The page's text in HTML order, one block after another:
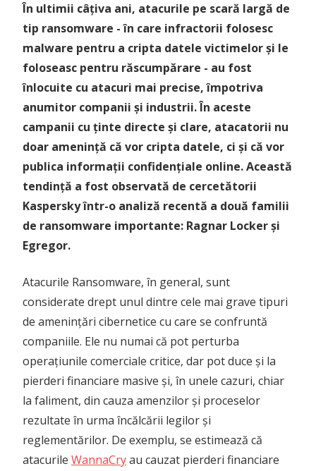
În ultimii câțiva ani, atacurile pe scară largă de
tip ransomware - în care infractorii folosesc
malware pentru a cripta datele victimelor și le
foloseasc pentru răscumpărare - au fost
înlocuite cu atacuri mai precise, împotriva
anumitor companii și industrii. În aceste
campanii cu ținte directe și clare, atacatorii nu
doar amenință că vor cripta datele, ci și că vor
publica informații confidențiale online. Această
tendință a fost observată de cercetătorii
Kaspersky într-o analiză recentă a două familii
de ransomware importante: Ragnar Locker și
Egregor.
Atacurile Ransomware, în general, sunt
considerate drept unul dintre cele mai grave tipuri
de amenințări cibernetice cu care se confruntă
companiile. Ele nu numai că pot perturba
operațiunile comerciale critice, dar pot duce și la
pierderi financiare masive și, în unele cazuri, chiar
la faliment, din cauza amenzilor și proceselor
rezultate în urma încălcării legilor și
reglementărilor. De exemplu, se estimează că
atacurile WannaCryau cauzat pierderi financiare